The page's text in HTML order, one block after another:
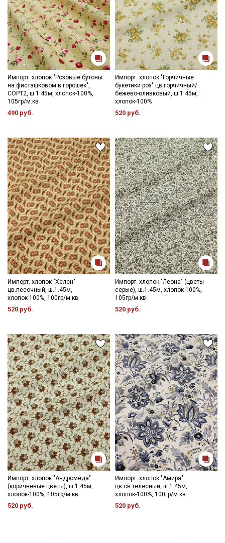
Импорт. хлопок "Розовые бутоны
на фисташковом в горошек",
СОРТ2, ш.1.45м, хлопок-100%,
105гр/м.кв
490 руб.
Импорт. хлопок "Горчичные
букетики роз" цв.горчичный/
бежево-оливковый, ш.1.45м,
хлопок-100%
520 руб.
Импорт. хлопок "Хелен"
цв.песочный, ш.1.45м,
хлопок-100%, 100гр/м.кв
520 руб.
Импорт. хлопок "Леона" (цветы
серые), ш.1.45м, хлопок-100%,
105гр/м.кв
520 руб.
Импорт. хлопок "Андромеда"
(коричневые цветы), ш.1.45м,
хлопок-100%, 105гр/м.кв
520 руб.
Импорт. хлопок "Амира"
цв.св.телесный, ш.1.45м,
хлопок-100%, 100гр/м.кв
520 руб.